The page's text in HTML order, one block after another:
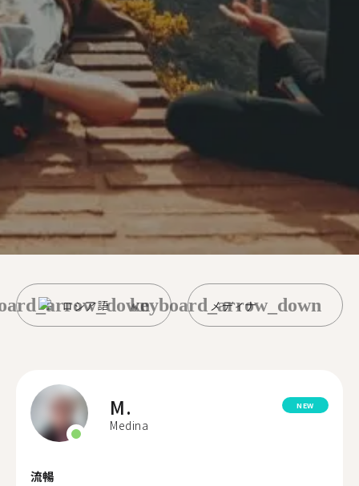
ロシア語 メディナ
keyboard_arrow_down
M.
Medina
NEW
流暢